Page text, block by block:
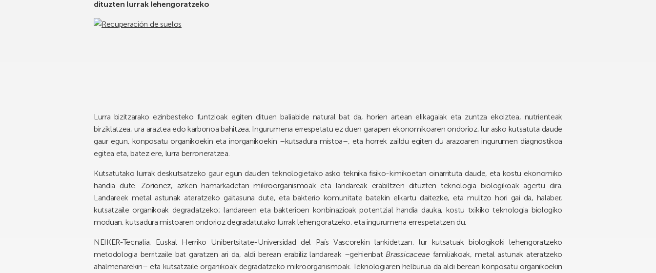
dituzten lurrak lehengoratzeko
Lurra bizitzarako ezinbesteko funtzioak egiten dituen baliabide natural bat da, horien artean elikagaiak eta zuntza ekoiztea, nutrienteak
birziklatzea, ura araztea edo karbonoa bahitzea. Ingurumena errespetatu ez duen garapen ekonomikoaren ondorioz, lur asko kutsatuta daude
gaur egun, konposatu organikoekin eta inorganikoekin –kutsadura mistoa–, eta horrek zaildu egiten du arazoaren ingurumen diagnostikoa
egitea eta, batez ere, lurra berroneratzea.
Kutsatutako lurrak deskutsatzeko gaur egun dauden teknologietako asko teknika fisiko-kimikoetan oinarrituta daude, eta kostu ekonomiko
handia dute. Zorionez, azken hamarkadetan mikroorganismoak eta landareak erabiltzen dituzten teknologia biologikoak agertu dira.
Landareek metal astunak ateratzeko gaitasuna dute, eta bakterio komunitate batekin elkartu daitezke, eta multzo hori gai da, halaber,
kutsatzaile organikoak degradatzeko; landareen eta bakterioen konbinazioak potentzial handia dauka, kostu txikiko teknologia biologiko
moduan, kutsadura mistoaren ondorioz degradatutako lurrak lehengoratzeko, eta ingurumena errespetatzen du.
NEIKER-Tecnalia, Euskal Herriko Unibertsitate-Universidad del País Vascorekin lankidetzan, lur kutsatuak biologikoki lehengoratzeko
metodologia berritzaile bat garatzen ari da, aldi berean erabiliz landareak –gehienbatBrassicaceae familiakoak, metal astunak ateratzeko
ahalmenarekin– eta kutsatzaile organikoak degradatzeko mikroorganismoak. Teknologiaren helburua da aldi berean konposatu organikoekin